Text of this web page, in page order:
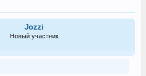
Jozzi
Новый участник